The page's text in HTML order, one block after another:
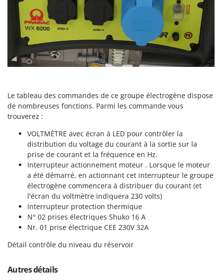
MCH
Michelin
Mille
Minox
MOSA
MOVA
Mowox
MTD
New O.M.R.A.
Nilfisk
Ninja
Novatec
Novital
NuAir
NuovaFac
Le tableau des commandes de ce groupe électrogène dispose
de nombreuses fonctions. Parmi les commande vous
trouverez :
VOLTMÈTRE avec écran à LED pour contrôler la
distribution du voltage du courant à la sortie sur la
prise de courant et la fréquence en Hz.
Interrupteur actionnement moteur . Lorsque le moteur
a été démarré, en actionnant cet interrupteur le groupe
électrogène commencera à distribuer du courant (et
l'écran du voltmètre indiquera 230 volts)
Interrupteur protection thermique
N° 02 prises électriques Shuko 16 A
Nr. 01 prise électrique CEE 230V 32A
Détail contrôle du niveau du réservoir
Autres détails